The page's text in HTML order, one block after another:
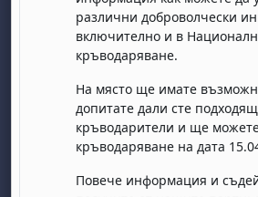
различни доброволчески
включително и в
кръводаряване.
На място ще имате
допитате дали сте
кръводарители и ще
кръводаряване на дата
Повече информация и